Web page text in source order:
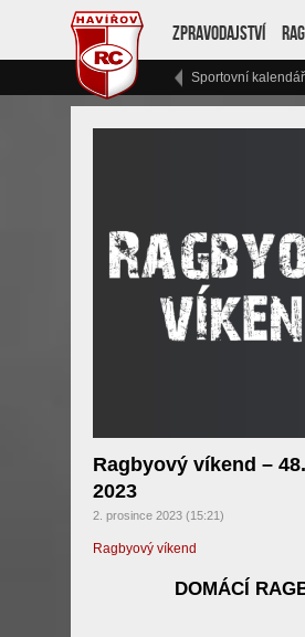
Zpravodajství
Sportovní
Ragbyový víkend –
2023
2. prosince 2023 (15:21)
Ragbyový víkend
DOMÁCÍ